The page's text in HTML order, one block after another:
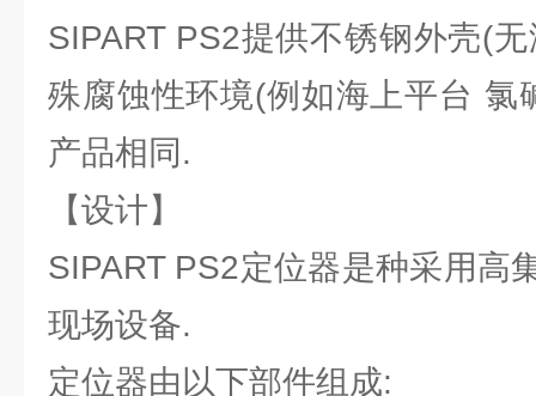
SIPART PS2提供不锈钢外壳(
殊腐蚀性环境(例如海上平台 氯
产品相同.
【设计】
SIPART PS2定位器是种采用高
现场设备.
定位器由以下部件组成: